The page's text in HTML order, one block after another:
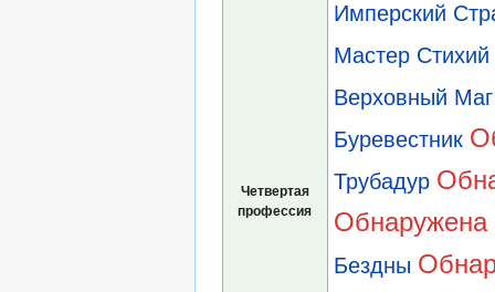
Четвертая
профессия
Имперский
Мастер Стихий
Верховный Маг
Буревестник
Трубадур
Бездны